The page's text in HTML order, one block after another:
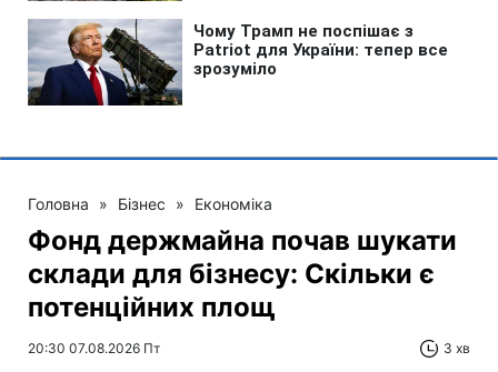
Головна » Бізнес » Економіка
Фонд держмайна почав шукати
склади для бізнесу: Скільки є
потенційних площ
20:30 07.08.2026 Пт 3 хв